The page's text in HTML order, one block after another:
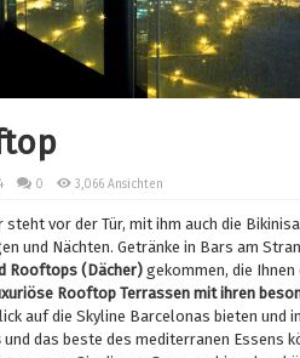
0 3,066 Ansichten
steht vor der Tür, mit ihm auch die
und Nächten. Getränke in Bars am
Rooftops (Dächer)gekommen, die
Rooftop Terrassen mit ihren
auf die Skyline Barcelonas bieten und
und das beste des mediterranen Essens